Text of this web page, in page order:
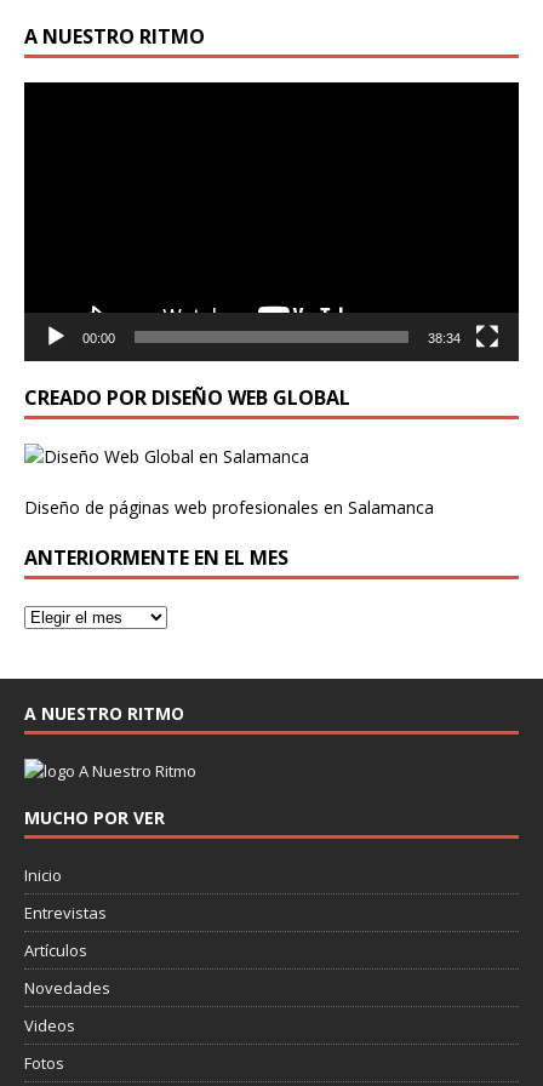
A NUESTRO RITMO
00:00 38:34
CREADO POR DISEÑO WEB GLOBAL
Diseño de páginas web profesionales en Salamanca
ANTERIORMENTE EN EL MES
A NUESTRO RITMO
MUCHO POR VER
Inicio
Entrevistas
Artículos
Novedades
Videos
Fotos